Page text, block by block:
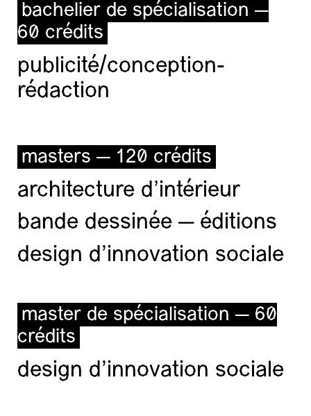
bachelier de spécialisation —
60 crédits
publicité/conception-
rédaction
masters — 120 crédits
architecture d’intérieur
bande dessinée — éditions
design d'innovation sociale
master de spécialisation — 60
crédits
design d'innovation sociale